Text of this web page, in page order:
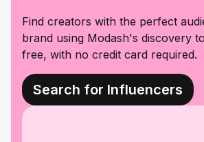
Find creators with the perfect
brand using Modash's discovery
free, with no credit card required.
Search for Influencers